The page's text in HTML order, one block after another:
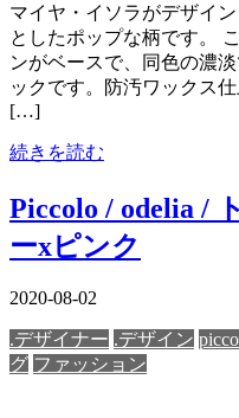
マイヤ・イソラがデザイ
としたポップな柄です。
ンがベースで、同色の濃
ックです。防汚ワックス
[…]
続きを読む
Piccolo / odelia /
ーxピンク
2020-08-02
.デザイナー .デザイン
グ ファッション